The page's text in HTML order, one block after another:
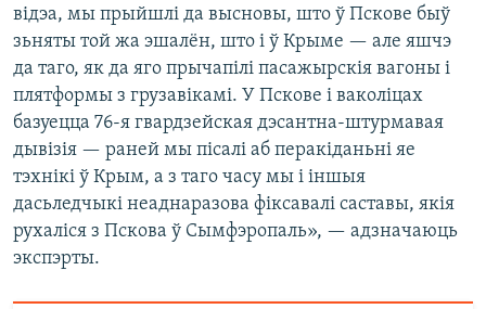
відэа, мы прыйшлі да высновы, што ў Пскове быў
зьняты той жа эшалён, што і ў Крыме — але яшчэ
да таго, як да яго прычапілі пасажырскія вагоны і
плятформы з грузавікамі. У Пскове і ваколіцах
базуецца 76-я гвардзейская дэсантна-штурмавая
дывізія — раней мы пісалі аб перакіданьні яе
тэхнікі ў Крым, а з таго часу мы і іншыя
дасьледчыкі неаднаразова фіксавалі саставы, якія
рухаліся з Пскова ў Сымфэропаль», — адзначаюць
экспэрты.